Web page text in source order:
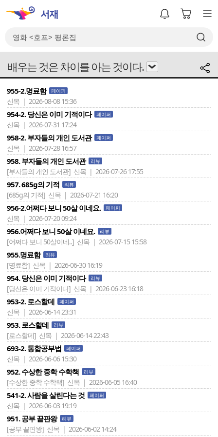
배우는 것은 차이를 아는 것이다.
955-2.명료함 페이퍼
신목 | 2026-08-08 15:36
954-2. 당신은 이미 기적이다 페이퍼
신목 | 2026-07-31 17:24
958-2. 부자들의 개인 도서관 페이퍼
신목 | 2026-07-28 16:57
958. 부자들의 개인 도서관 리뷰
[부자들의 개인 도서관] 신목 | 2026-07-26 17:55
957. 685g의 기적 리뷰
[685g의 기적] 신목 | 2026-07-21 16:20
956-2.어쩌다 보니 50살 이네요. 페이퍼
신목 | 2026-07-20 09:24
956.어쩌다 보니 50살 이네요. 리뷰
[어쩌다 보니 50살이네..] 신목 | 2026-07-15 15:58
955.명료함 리뷰
[명료함] 신목 | 2026-06-30 16:19
954. 당신은 이미 기적이다 리뷰
[당신은 이미 기적이다] 신목 | 2026-06-23 16:18
953-2. 로스할데 페이퍼
신목 | 2026-06-14 23:31
953. 로스할데 리뷰
[로스할데] 신목 | 2026-06-14 22:43
693-2. 통합공부법 페이퍼
신목 | 2026-06-06 15:30
952. 수상한 중학 수학책 리뷰
[수상한 중학 수학책] 신목 | 2026-06-05 16:40
541-2. 사람을 살린다는 것 페이퍼
신목 | 2026-06-03 19:19
951. 공부 끝판왕 리뷰
[공부 끝판왕] 신목 | 2026-06-02 14:24